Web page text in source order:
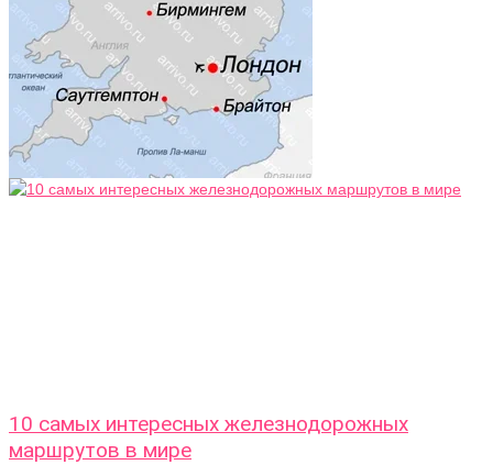
10 самых интересных железнодорожных
маршрутов в мире